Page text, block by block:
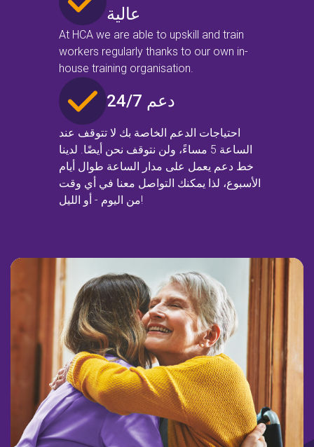
عالية
At HCA we are able to upskill and train
workers regularly thanks to our own in-
house training organisation.
24/7 دعم
احتياجات الدعم الخاصة بك لا تتوقف عند
الساعة 5 مساءً، ولن نتوقف نحن أيضًا. لدينا
خط دعم يعمل على مدار الساعة طوال أيام
الأسبوع، لذا يمكنك التواصل معنا في أي وقت
من اليوم - أو الليل!
تحقق من الرمز البريدي
الخاص بك
للتأكد مما إذا كنا نقدم الخدمة في
بحث